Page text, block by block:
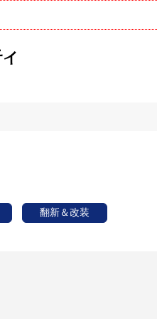
翻新＆改装